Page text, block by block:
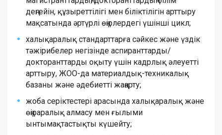
деңгейін, құзыреттілігі мен біліктілігін арттыру
мақсатында әртүрлі өңірлердегі үшінші цикл;
халықаралық стандарттарға сәйкес және үздік
тәжірибелер негізінде аспиранттарды/
докторанттарды оқыту үшін кадрлық әлеуетті
арттыру, ЖОО-да материалдық-техникалық
базаны және әдебиетті жаңарту;
жоба серіктестері арасында халықаралық және
өңіраралық алмасу мен ғылыми
ынтымақтастықты күшейту;